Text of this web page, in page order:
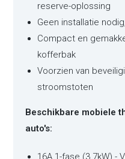
reserve-oplossing
Geen installatie
Compact en
kofferbak
Voorzien van
stroomstoten
Beschikbare mobiele
auto's:
16A 1-fase (3.7kW) -